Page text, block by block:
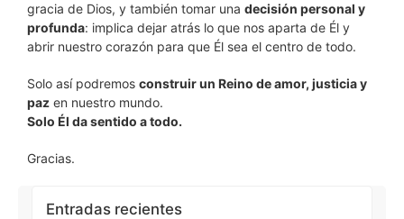
gracia de Dios, y también tomar una decisión personal y
profunda: implica dejar atrás lo que nos aparta de Él y
abrir nuestro corazón para que Él sea el centro de todo.
Solo así podremos construir un Reino de amor, justicia y
paz en nuestro mundo.
Solo Él da sentido a todo.
Gracias.
Entradas recientes